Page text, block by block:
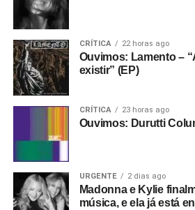
CRÍTICA 22 horas ago
Ouvimos: Lamento –
existir” (EP)
CRÍTICA 23 horas ago
Ouvimos: Durutti
URGENTE 2 dias ago
Madonna e Kylie
música, e ela já está